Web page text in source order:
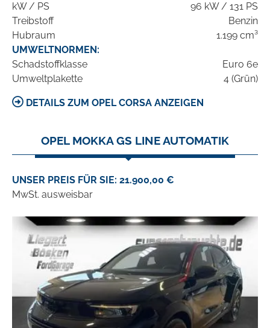
kW / PS
96 kW / 131 PS
Treibstoff
Benzin
Hubraum
1.199 cm³
UMWELTNORMEN:
Schadstoffklasse
Euro 6e
Umweltplakette
4 (Grün)
DETAILS ZUM OPEL CORSA ANZEIGEN
OPEL MOKKA GS LINE AUTOMATIK
UNSER PREIS FÜR SIE: 21.900,00 €
MwSt. ausweisbar